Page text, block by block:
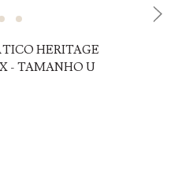
HERITAGE
- TAMANHO U